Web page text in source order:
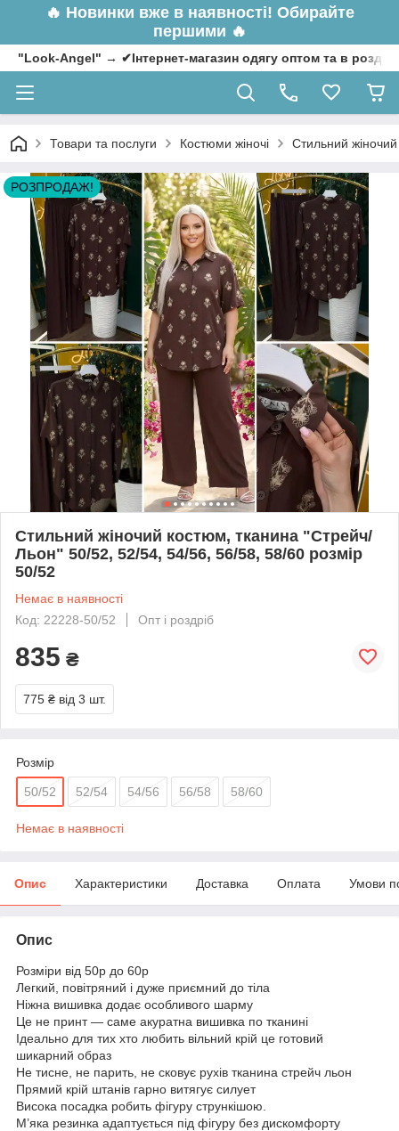
🔥 Новинки вже в наявності! Обирайте
першими 🔥
"Look-Angel" → ✔Інтернет-магазин одягу оптом та в
Товари та послуги Костюми жіночі Стильний
РОЗПРОДАЖ!
Стильний жіночий костюм, тканина "Стрейч/
Льон" 50/52, 52/54, 54/56, 56/58, 58/60 розмір
50/52
Немає в наявності
Код: 22228-50/52
Опт і роздріб
835 ₴
775 ₴ від 3 шт.
Розмір
50/52 52/54 54/56 56/58 58/60
Немає в наявності
Опис Характеристики Доставка Оплата Умови
Опис
Розміри від 50р до 60р
Легкий, повітряний і дуже приємний до тіла
Ніжна вишивка додає особливого шарму
Це не принт — саме акуратна вишивка по тканині
Ідеально для тих хто любить вільний крій це готовий
шикарний образ
Не тисне, не парить, не сковує рухів тканина стрейч льон
Прямий крій штанів гарно витягує силует
Висока посадка робить фігуру стрункішою.
М’яка резинка адаптується під фігуру без дискомфорту